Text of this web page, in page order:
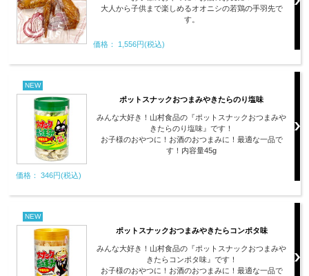
大人から子供まで楽しめるオオニシの若鶏の手羽先で
す。
価格： 1,556円(税込)
NEW
ポットスナックおつまみやきたらのり塩味
みんな大好き！山村食品の『ポットスナックおつまみや
きたらのり塩味』です！
お子様のおやつに！お酒のおつまみに！最適な一品で
す！内容量45g
価格： 346円(税込)
NEW
ポットスナックおつまみやきたらコンポタ味
みんな大好き！山村食品の『ポットスナックおつまみや
きたらコンポタ味』です！
お子様のおやつに！お酒のおつまみに！最適な一品で